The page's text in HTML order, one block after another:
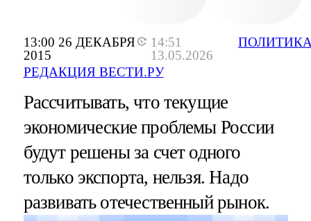
13:00 26 ДЕКАБРЯ
2015
14:51
13.05.2026
РЕДАКЦИЯ ВЕСТИ.РУ
Рассчитывать, что текущие
экономические проблемы России
будут решены за счет одного
только экспорта, нельзя. Надо
развивать отечественный рынок.